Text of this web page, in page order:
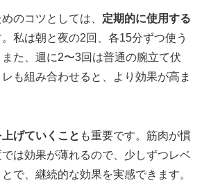
のコツとしては、 定期的に使用する
私は朝と夜の2回、各15分ずつ使う
た、週に2〜3回は普通の腕立て伏
も組み合わせると、より効果が高ま
げていくこと も重要です。筋肉が慣
は効果が薄れるので、少しずつレベ
で、継続的な効果を実感できます。